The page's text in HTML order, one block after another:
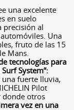
una excelente
en suelo
precisión al
Una
fruto de las 15
Mans.
tecnologías para
Surf System”:
una fuerte lluvia,
Pilot
donde otros
vez en una